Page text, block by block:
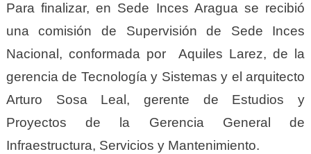
Para finalizar, en Sede Inces Aragua se recibió
una comisión de Supervisión de Sede Inces
Nacional, conformada por Aquiles Larez, de la
gerencia de Tecnología y Sistemas y el arquitecto
Arturo Sosa Leal, gerente de Estudios y
Proyectos de la Gerencia General de
Infraestructura, Servicios y Mantenimiento.